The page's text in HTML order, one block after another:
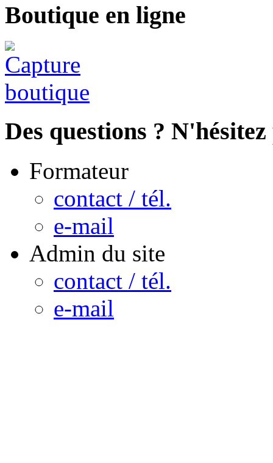
Boutique en ligne
Des questions ?
Formateur
contact / tél.
e-mail
Admin du site
contact / tél.
e-mail